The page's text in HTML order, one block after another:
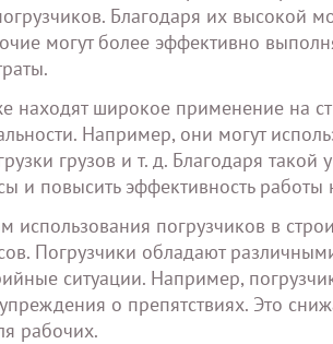
Благодаря их высокой
могут более эффективно
находят широкое применение на
Например, они могут
грузов и т. д. Благодаря
и повысить эффективность работы
использования погрузчиков в
Погрузчики обладают
ситуации. Например,
о препятствиях. Это
рабочих.